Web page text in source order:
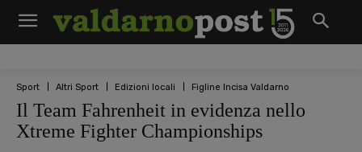
Sport Altri Sport Edizioni locali Figline Incisa Valdarno
Il Team Fahrenheit in evidenza nello
Xtreme Fighter Championships